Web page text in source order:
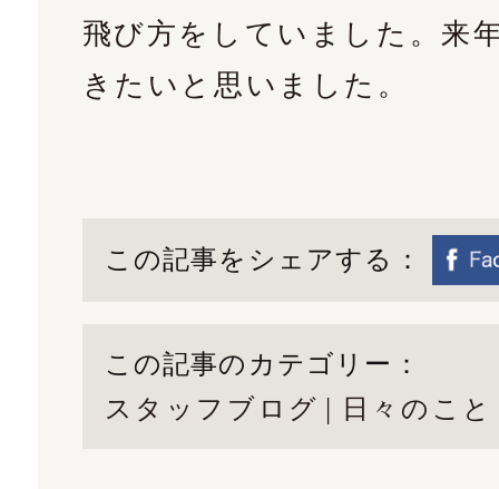
飛び方をしていました。来
きたいと思いました。
この記事をシェアする：
この記事のカテゴリー：
スタッフブログ
日々のこと